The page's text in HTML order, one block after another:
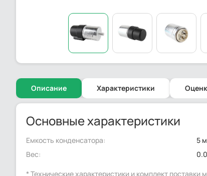
Описание Характеристики
Основные характеристики
Емкость конденсатора:
5
Вес:
* Технические характеристики и комплект